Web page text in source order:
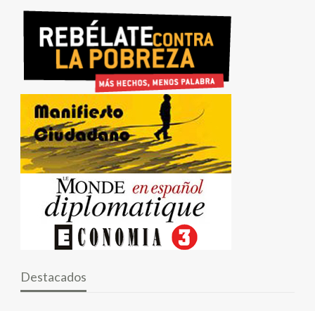
Destacados